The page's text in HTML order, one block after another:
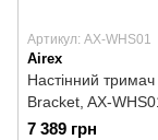
Артикул: AX-WHS01
Airex
Настінний
Bracket, AX-
7 389 грн